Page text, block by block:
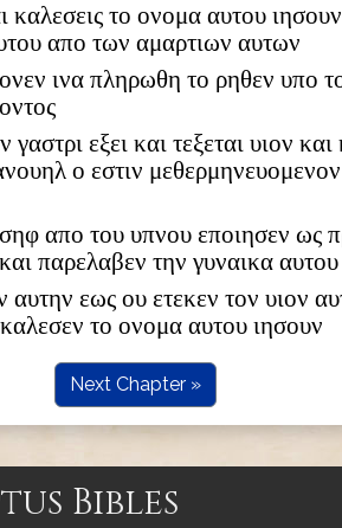
καλεσεις το ονομα αυτου
απο των αμαρτιων αυτων
ινα πληρωθη το ρηθεν υπο
γαστρι εξει και τεξεται υιον
ο εστιν
απο του υπνου εποιησεν ως
παρελαβεν την γυναικα αυτου
αυτην εως ου ετεκεν τον υιον
το ονομα αυτου ιησουν
Next Chapter »
Bibles